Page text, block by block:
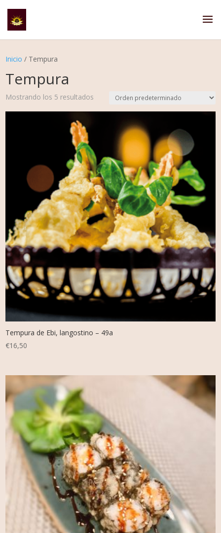
Inicio / Tempura
Tempura
Mostrando los 5 resultados
Tempura de Ebi, langostino – 49a
€16,50